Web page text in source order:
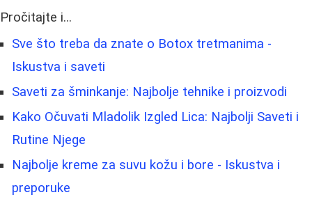
Pročitajte i...
Sve što treba da znate o Botox tretmanima -
Iskustva i saveti
Saveti za šminkanje: Najbolje tehnike i proizvodi
Kako Očuvati Mladolik Izgled Lica: Najbolji Saveti i
Rutine Njege
Najbolje kreme za suvu kožu i bore - Iskustva i
preporuke